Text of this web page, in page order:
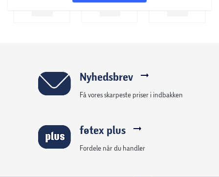
Nyhedsbrev
Få vores skarpeste priser i indbakken
føtex plus
Fordele når du handler